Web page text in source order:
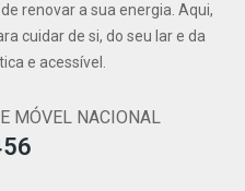
renovar a sua energia. Aqui,
cuidar de si, do seu lar e da
e acessível.
MÓVEL NACIONAL